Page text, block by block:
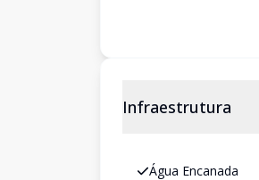
Infraestrutura
Água Encanada